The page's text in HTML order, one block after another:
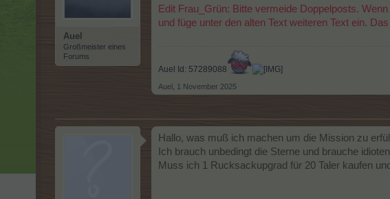
Auel
Großmeister eines
Forums
Edit Frau_Grün: Bitte vermeide Doppelposts.
und füge unter den alten Text weiteren Text ein.
Auel Id: 57289088
Auel 1 November 2025
Hallo, was muß ich machen um die Mission zu
Ich brauch unbedingt die Sterne und brauche
Muss ich 1 Rucksackupgrad für 20 Taler kaufen